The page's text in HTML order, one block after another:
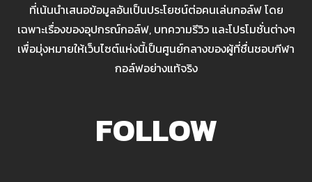
ที่เน้นนำเสนอข้อมูลอันเป็นประโยชน์ต่อคนเล่นกอล์ฟ โดย
เฉพาะเรื่องของอุปกรณ์กอล์ฟ, บทความรีวิว และโปรโมชั่นต่างๆ
เพื่อมุ่งหมายให้เว็บไซต์แห่งนี้เป็นศูนย์กลางของผู้ที่ชื่นชอบกีฬา
กอล์ฟอย่างแท้จริง
FOLLOW